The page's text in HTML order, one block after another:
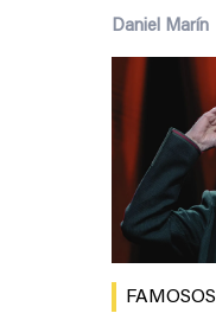
Daniel Marín
FAMOSOS